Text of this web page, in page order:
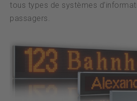
Datenschutz
tous types de systèmes
passagers.